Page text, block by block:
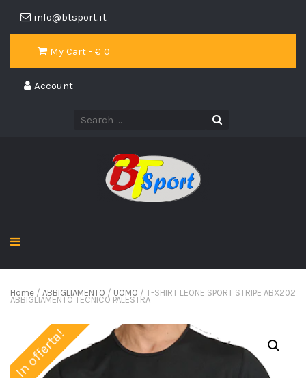
info@btsport.it
My Cart - € 0
Account
Home / ABBIGLIAMENTO / UOMO / T-SHIRT LEONE SPORT STRIPE ABX202
ABBIGLIAMENTO TECNICO PALESTRA
In offerta!